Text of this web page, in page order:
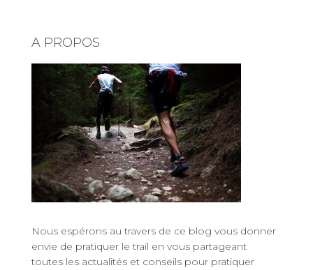
A PROPOS
Nous espérons au travers de ce blog vous donner
envie de pratiquer le trail en vous partageant
toutes les actualités et conseils pour pratiquer